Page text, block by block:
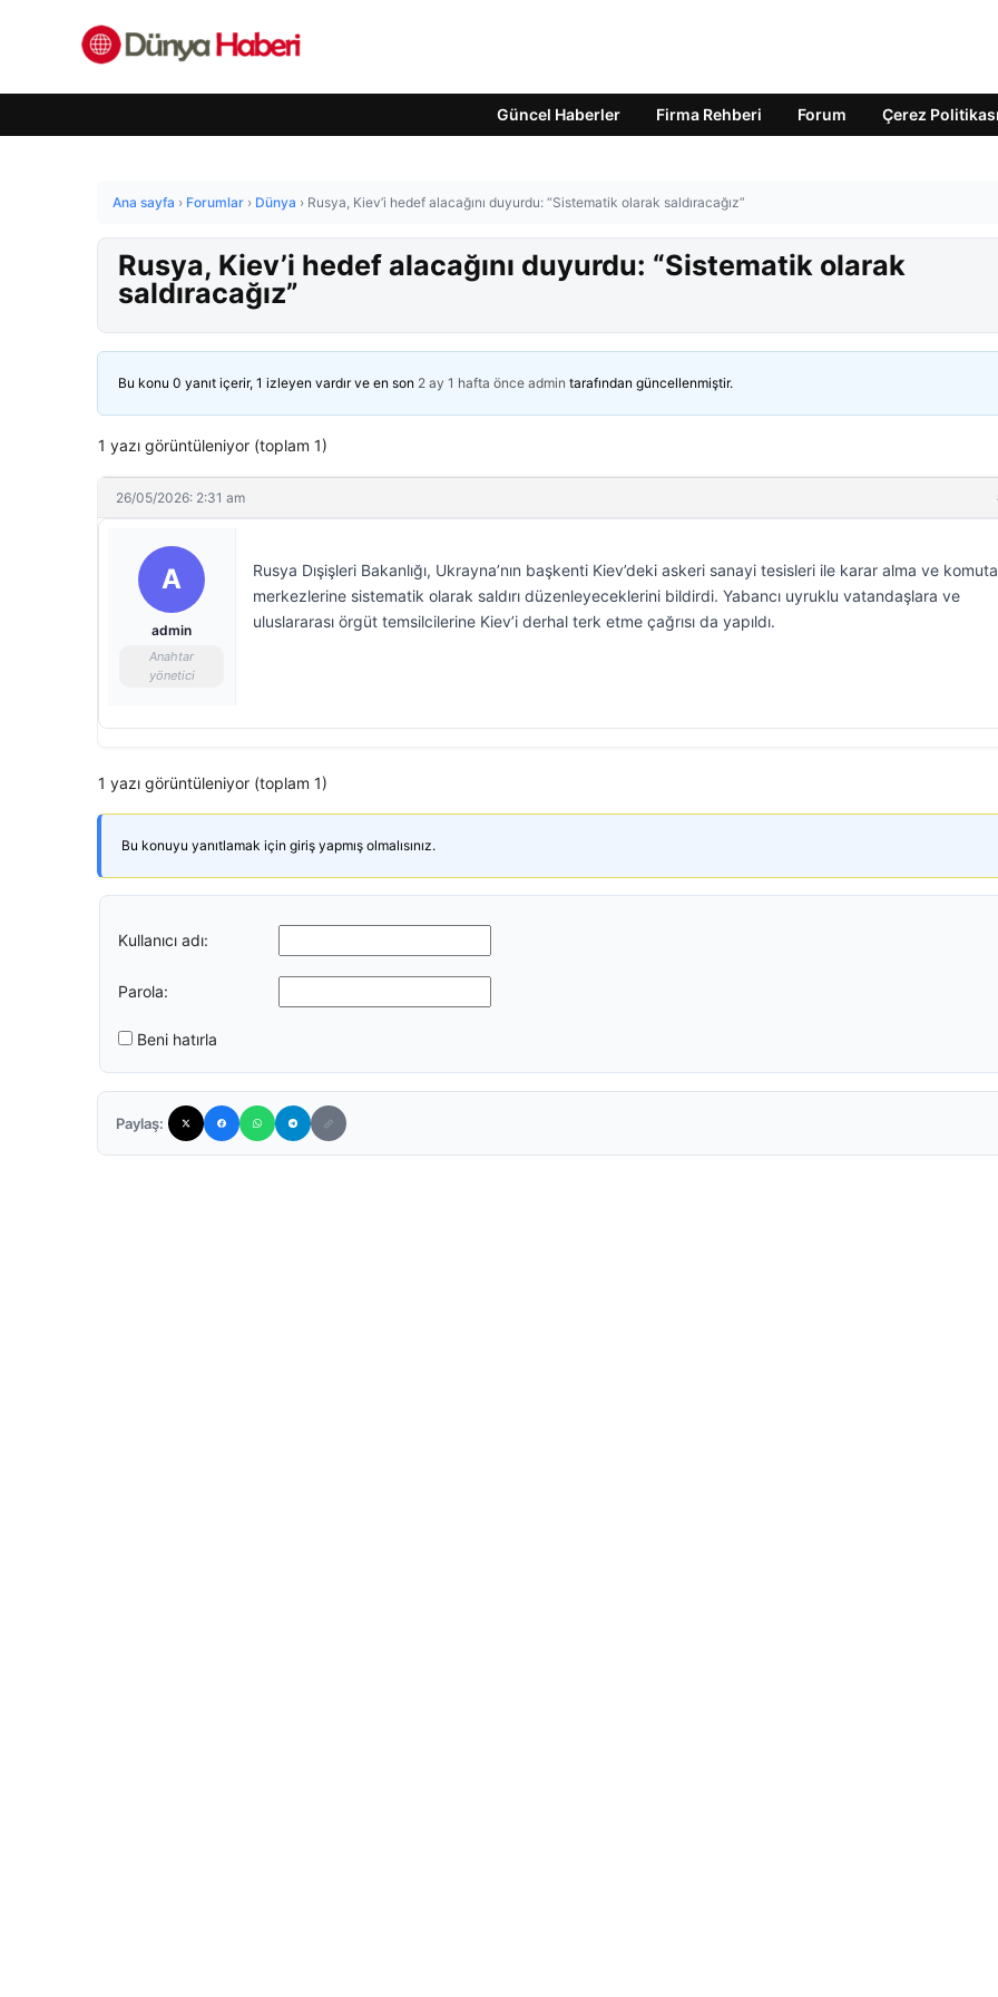
Güncel Haberler Firma Rehberi Forum Çerez Politikası
Ana sayfa › Forumlar › Dünya › Rusya, Kiev’i hedef alacağını duyurdu: “Sistematik olarak saldıracağız”
Rusya, Kiev’i hedef alacağını duyurdu: “Sistematik olarak
saldıracağız”
Bu konu 0 yanıt içerir, 1 izleyen vardır ve en son 2 ay 1 hafta önce admin tarafından güncellenmiştir.
1 yazı görüntüleniyor (toplam 1)
26/05/2026: 2:31 am
A
admin
Anahtar
yönetici
Rusya Dışişleri Bakanlığı, Ukrayna’nın başkenti Kiev’deki askeri sanayi tesisleri ile karar alma ve komuta
merkezlerine sistematik olarak saldırı düzenleyeceklerini bildirdi. Yabancı uyruklu vatandaşlara ve
uluslararası örgüt temsilcilerine Kiev’i derhal terk etme çağrısı da yapıldı.
1 yazı görüntüleniyor (toplam 1)
Bu konuyu yanıtlamak için giriş yapmış olmalısınız.
Kullanıcı adı:
Parola:
Beni hatırla
Paylaş: